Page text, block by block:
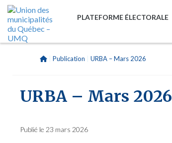
PLATEFORME ÉLECTORALE
Publication URBA – Mars 2026
URBA – Mars 2026
Publié le 23 mars 2026